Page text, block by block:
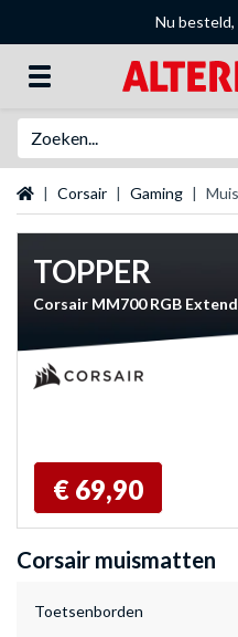
Nu besteld,
Startpagina
Corsair Gaming
TOPPER
Corsair MM700 RGB
€ 69,90
Corsair muismatten
Toetsenborden